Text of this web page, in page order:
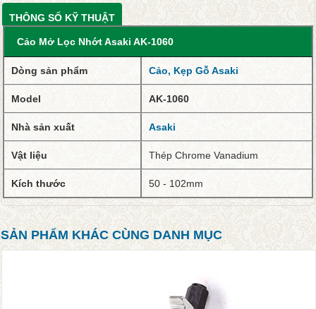
THÔNG SỐ KỸ THUẬT
Cảo Mở Lọc Nhớt Asaki AK-1060
Dòng sản phẩm Cảo, Kẹp Gỗ Asaki
Model AK-1060
Nhà sản xuất Asaki
Vật liệu Thép Chrome Vanadium
Kích thước 50 - 102mm
SẢN PHẨM KHÁC CÙNG DANH MỤC